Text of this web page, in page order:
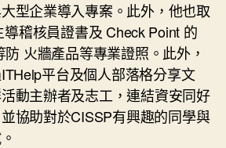
型企業導入專案。此外，他也取
稽核員證書及 Check Point 的
火牆產品等專業證照。此外，
平台及個人部落格分享文
動主辦者及志工，連結資安同好
協助對於CISSP有興趣的同學與